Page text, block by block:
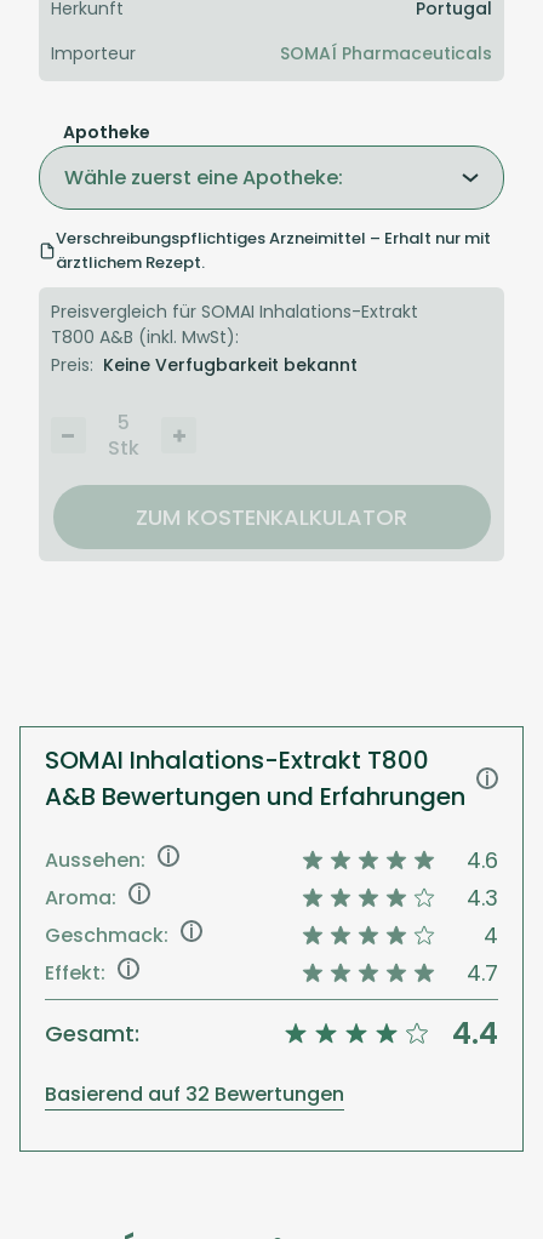
Herkunft
Portugal
Importeur
SOMAÍ Pharmaceuticals
Apotheke
Wähle zuerst eine Apotheke:
Verschreibungspflichtiges Arzneimittel – Erhalt nur mit
ärztlichem Rezept.
Preisvergleich für SOMAI Inhalations-Extrakt
T800 A&B (inkl. MwSt):
Preis: Keine Verfugbarkeit bekannt
5
Stk
ZUM KOSTENKALKULATOR
SOMAI Inhalations-Extrakt T800
A&B Bewertungen und Erfahrungen
i
Aussehen: i 4.6
Aroma: i 4.3
Geschmack: i 4
Effekt: i
4.7
Gesamt:
4.4
Basierend auf 32 Bewertungen